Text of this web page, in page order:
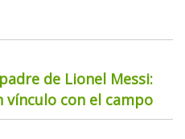
de Lionel Messi:
con el campo